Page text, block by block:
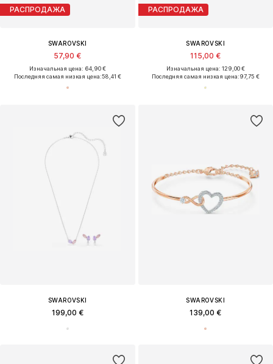
РАСПРОДАЖА
SWAROVSKI
57,90 €
Изначальная цена: 64,90 €
Последняя самая низкая цена:58,41 €
РАСПРОДАЖА
SWAROVSKI
115,00 €
Изначальная цена: 129,00 €
Последняя самая низкая цена:97,75 €
SWAROVSKI
199,00 €
SWAROVSKI
139,00 €